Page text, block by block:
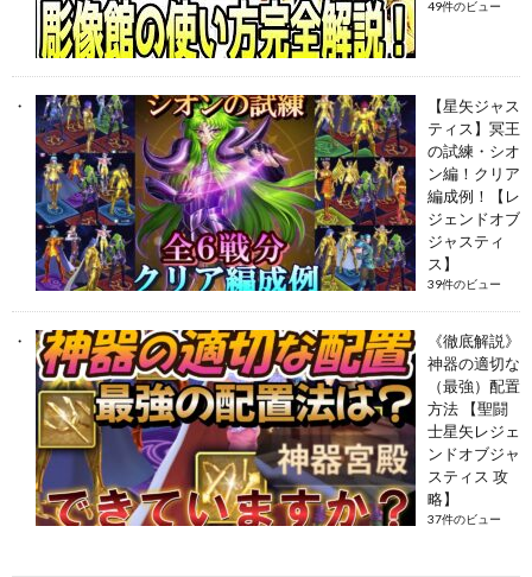
49件のビュー
【星矢ジャス
ティス】冥王
の試練・シオ
ン編！クリア
編成例！【レ
ジェンドオブ
ジャスティ
ス】
39件のビュー
《徹底解説》
神器の適切な
（最強）配置
方法 【聖闘
士星矢レジェ
ンドオブジャ
スティス 攻
略】
37件のビュー